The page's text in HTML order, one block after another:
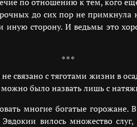
до сих пор не
сторону. И ведьмы это
* * *
связано с тяготами жизни в
было назвать лишь с
многие богатые
вилось множество